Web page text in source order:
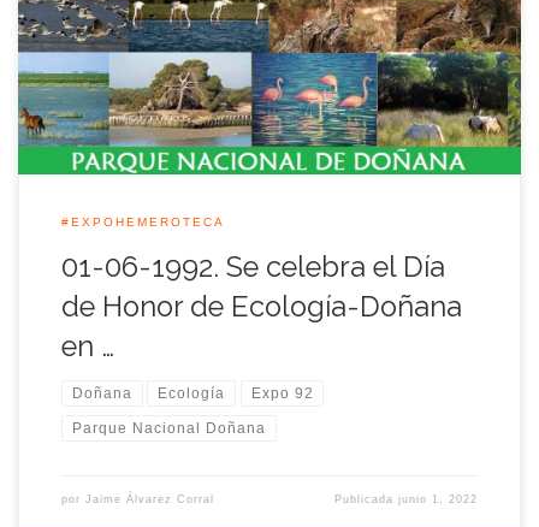
Parque Nacional de Doñana, una jornada que estuvo
plenamente justificada, teniendo en cuenta además el fuerte
componente <<verde>> de esta Exposición, en cuyo recinto se
alzaron dos pabellones específicos: […]
#EXPOHEMEROTECA
01-06-1992. Se celebra el Día
de Honor de Ecología-Doñana
en …
Doñana Ecología Expo 92
Parque Nacional Doñana
por Jaime Álvarez Corral Publicadajunio 1, 2022